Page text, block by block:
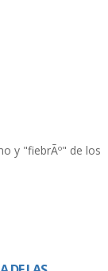
y "fiebrÃº" de los